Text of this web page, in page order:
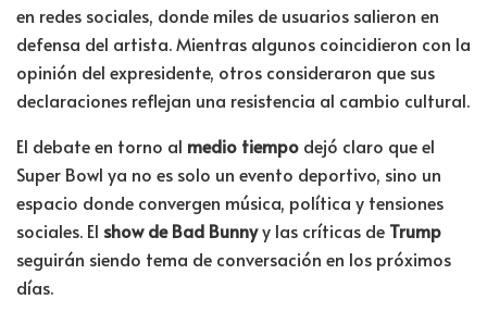
en redes sociales, donde miles de usuarios salieron en
defensa del artista. Mientras algunos coincidieron con la
opinión del expresidente, otros consideraron que sus
declaraciones reflejan una resistencia al cambio cultural.
El debate en torno al medio tiempo dejó claro que el
Super Bowl ya no es solo un evento deportivo, sino un
espacio donde convergen música, política y tensiones
sociales. El show de Bad Bunnyy las críticas de Trump
seguirán siendo tema de conversación en los próximos
días.